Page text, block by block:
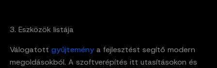
3. Eszközök listája
Válogatott gyűjtemény a fejlesztést segítő modern
megoldásokból. A szoftverépítés itt utasításokon és